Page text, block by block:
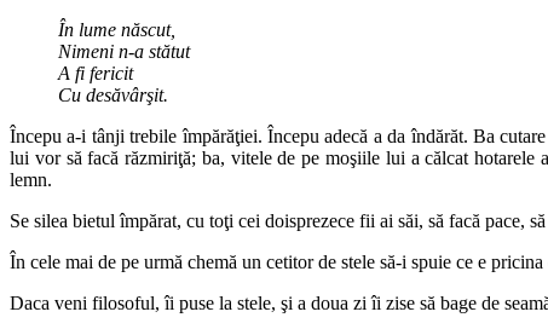
În lume născut,
Nimeni n-a stătut
A fi fericit
Cu desăvârşit.
Începu a-i tânji trebile împărăţiei. Începu adecă a da îndărăt. Ba
lui vor să facă răzmiriţă; ba, vitele de pe moşiile lui a călcat hotarele
lemn.
Se silea bietul împărat, cu toţi cei doisprezece fii ai săi, să facă pace,
În cele mai de pe urmă chemă un cetitor de stele să-i spuie ce e
Daca veni filosoful, îi puse la stele, şi a doua zi îi zise să bage de